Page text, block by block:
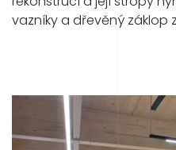
vazníky a dřevěný záklop